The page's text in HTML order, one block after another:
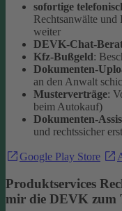
sofortige
Rechtsanwälte und
weiter
DEVK-Chat-
Kfz-Bußgeld:
Dokumenten-
an den Anwalt
Musterverträge:
beim Autokauf)
Dokumenten-
und rechtssicher
Google Play Store
Produktservices
mir die DEVK zum